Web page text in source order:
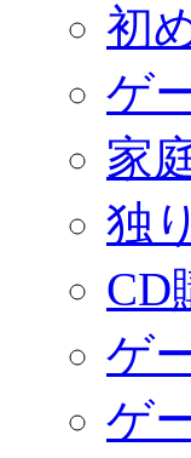
初
ゲ
家
独
CD
ゲ
ゲ